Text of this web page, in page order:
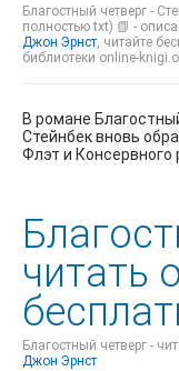
Благостный четверг -
полностью txt) 📗 -
Джон Эрнст, читайте
библиотеки online-
В романе
Стейнбек вновь
Флэт и Консервного
читать
Благостный четверг -
Джон Эрнст